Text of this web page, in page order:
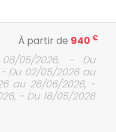
À partir de 940 €
05/2026, - Du
Du 02/05/2026 au
au 26/06/2026, -
- Du 16/05/2026